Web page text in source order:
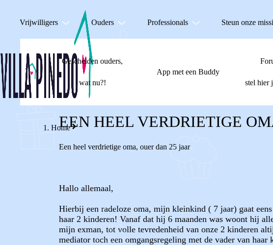
Vrijwilligers Ouders Professionals Steun onze
Gescheiden ouders,
wat nu?!
App met een Buddy
stel hier
Home
EEN HEEL VERDRIETIGE
Een heel verdrietige oma, ouer dan 25 jaar
Hallo allemaal,
Hierbij een radeloze oma, mijn kleinkind ( 7 jaar) gaat
haar 2 kinderen! Vanaf dat hij 6 maanden was woont hij
mijn exman, tot volle tevredenheid van onze 2 kinderen
mediator toch een omgangsregeling met de vader van